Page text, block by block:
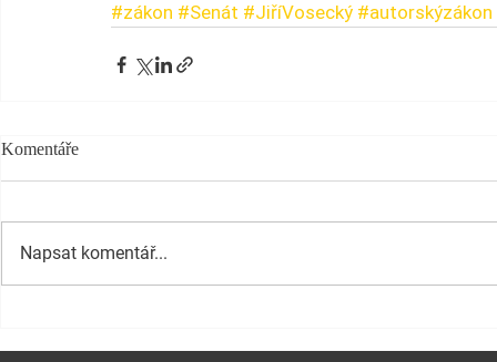
#zákon #Senát #JiříVosecký #autorskýzákon
Komentáře
Napsat komentář...